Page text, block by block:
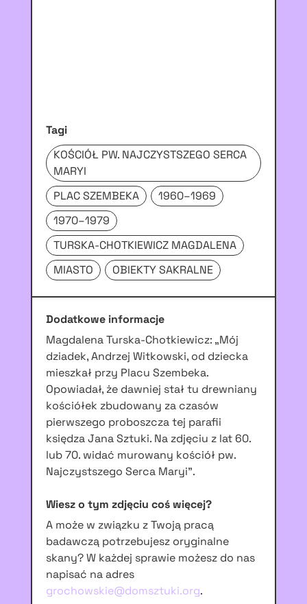
Tagi
KOŚCIÓŁ PW. NAJCZYSTSZEGO SERCA
MARYI
PLAC SZEMBEKA
1960–1969
1970–1979
TURSKA-CHOTKIEWICZ MAGDALENA
MIASTO
OBIEKTY SAKRALNE
Dodatkowe informacje
Magdalena Turska-Chotkiewicz: „Mój
dziadek, Andrzej Witkowski, od dziecka
mieszkał przy Placu Szembeka.
Opowiadał, że dawniej stał tu drewniany
kościółek zbudowany za czasów
pierwszego proboszcza tej parafii
księdza Jana Sztuki. Na zdjęciu z lat 60.
lub 70. widać murowany kościół pw.
Najczystszego Serca Maryi”.
Wiesz o tym zdjęciu coś więcej?
A może w związku z Twoją pracą
badawczą potrzebujesz oryginalne
skany? W każdej sprawie możesz do nas
napisać na adres
grochowskie@domsztuki.org.